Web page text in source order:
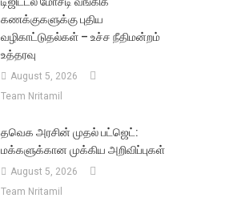
கணக்குகளுக்கு புதிய
வழிகாட்டுதல்கள் – உச்ச நீதிமன்றம்
உத்தரவு
August 5, 2026
Team Nritamil
தவெக அரசின் முதல் பட்ஜெட்:
மக்களுக்கான முக்கிய அறிவிப்புகள்
August 5, 2026
Team Nritamil